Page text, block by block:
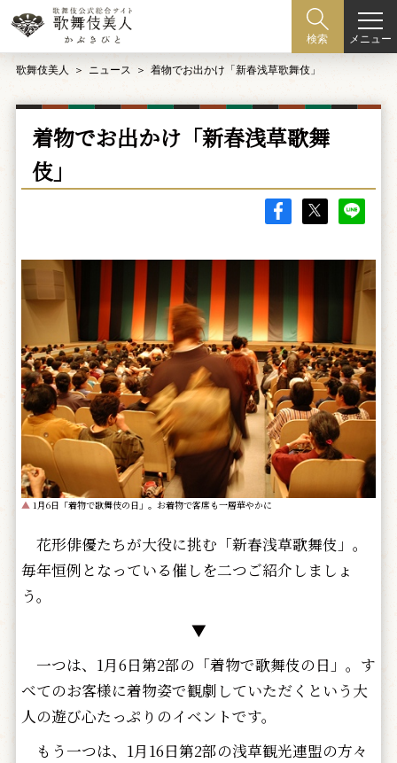
検索 メニュー
歌舞伎美人 ニュース 着物でお出かけ「新春浅草歌舞伎」
着物でお出かけ「新春浅草歌舞
伎」
▲1月6日「着物で歌舞伎の日」。お着物で客席も一層華やかに
花形俳優たちが大役に挑む「新春浅草歌舞伎」。
毎年恒例となっている催しを二つご紹介しましょ
う。
▼
一つは、1月6日第2部の「着物で歌舞伎の日」。す
べてのお客様に着物姿で観劇していただくという大
人の遊び心たっぷりのイベントです。
もう一つは、1月16日第2部の浅草観光連盟の方々